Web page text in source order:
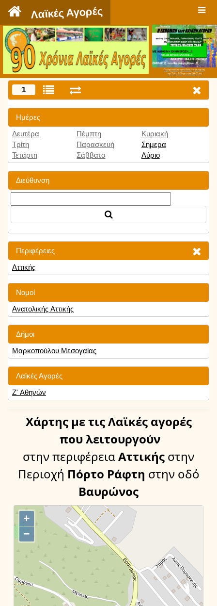
Λαϊκές Αγορές
Πατήστε εδώ για να δείτε την εκπομπή
την Τρίτη 9:00 μμ και κάθε Τρίτη
1
Ημέρες
Δευτέρα
Τρίτη
Τετάρτη
Πέμπτη
Παρασκευή
Σάββατο
Κυριακή
Σήμερα
Αύριο
Διεύθυνση
Περιφέρειες
Αττικής
Νομοί
Ανατολικής Αττικής
Δήμοι
Μαρκοπούλου Μεσογαίας
Λαϊκές Αγορές
Ζ' Αθηνών
Χάρτης με τις Λαϊκές αγορές
που λειτουργούν
στην περιφέρειαΑττικής στην
Περιοχή Πόρτο Ράφτη στην οδό
Βαυρώνος
+
−